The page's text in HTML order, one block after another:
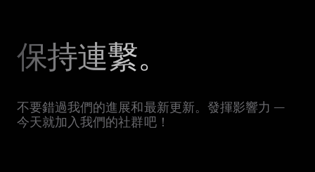
保持連繫。
不要錯過我們的進展和最新更新。發揮影響力 —
今天就加入我們的社群吧！